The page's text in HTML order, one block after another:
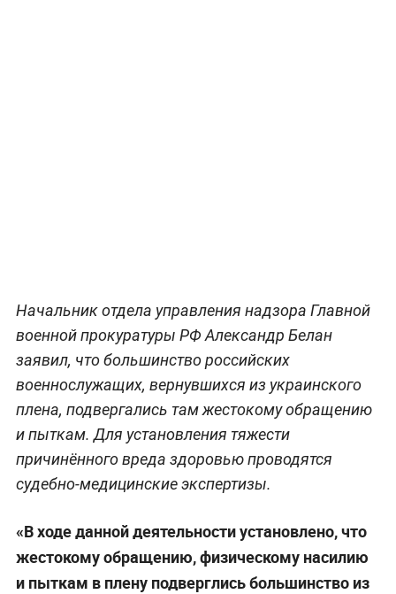
Начальник отдела управления надзора Главной
военной прокуратуры РФ Александр Белан
заявил, что большинство российских
военнослужащих, вернувшихся из украинского
плена, подвергались там жестокому обращению
и пыткам. Для установления тяжести
причинённого вреда здоровью проводятся
судебно-медицинские экспертизы.
«В ходе данной деятельности установлено, что
жестокому обращению, физическому насилию
и пыткам в плену подверглись большинство из